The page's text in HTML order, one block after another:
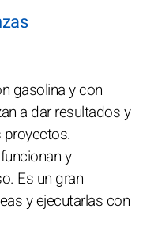
gasolina y con
a dar resultados y
proyectos.
y
Es un gran
y ejecutarlas con